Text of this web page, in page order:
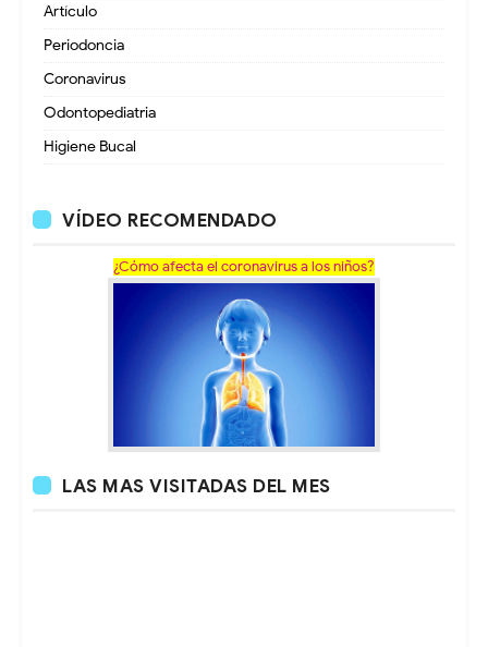
Artículo
Periodoncia
Coronavirus
Odontopediatria
Higiene Bucal
VÍDEO RECOMENDADO
¿Cómo afecta el coronavirus a los niños?
LAS MAS VISITADAS DEL MES